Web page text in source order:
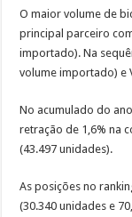
O maior volume de
principal parceiro
importado). Na
volume importado) e
No acumulado do
retração de 1,6% na
(43.497 unidades).
As posições no
(30.340 unidades e